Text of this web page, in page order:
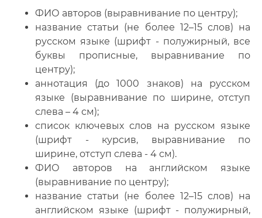
ФИО авторов (выравнивание по центру);
название статьи (не более 12–15 слов) на
русском языке (шрифт - полужирный, все
буквы прописные, выравнивание по
центру);
аннотация (до 1000 знаков) на русском
языке (выравнивание по ширине, отступ
слева – 4 см);
список ключевых слов на русском языке
(шрифт - курсив, выравнивание по
ширине, отступ слева - 4 см).
ФИО авторов на английском языке
(выравнивание по центру);
название статьи (не более 12–15 слов) на
английском языке (шрифт - полужирный,